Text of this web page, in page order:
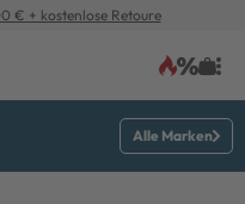
€ + kostenlose Retoure
Alle Marken